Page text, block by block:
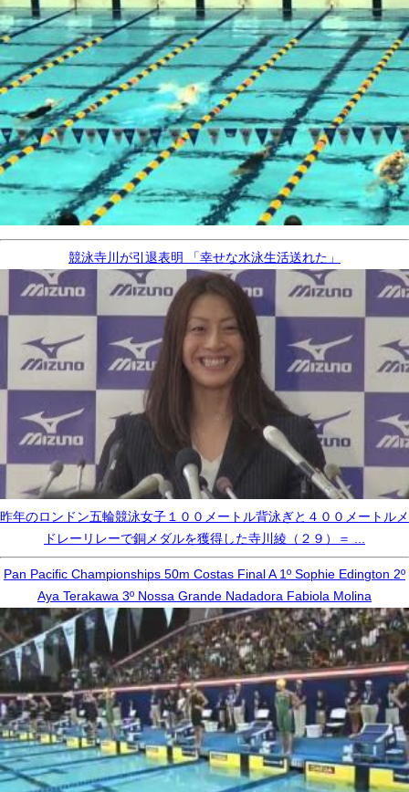
競泳寺川が引退表明 「幸せな水泳生活送れた」
昨年のロンドン五輪競泳女子１００メートル背泳ぎと４００メートルメ
ドレーリレーで銅メダルを獲得した寺川綾（２９）＝ ...
Pan Pacific Championships 50m Costas Final A 1º Sophie Edington 2º
Aya Terakawa 3º Nossa Grande Nadadora Fabiola Molina